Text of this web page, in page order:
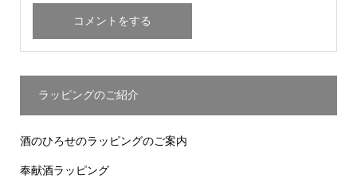
ラッピングのご紹介
酒のひろせのラッピングのご案内
奉献酒ラッピング